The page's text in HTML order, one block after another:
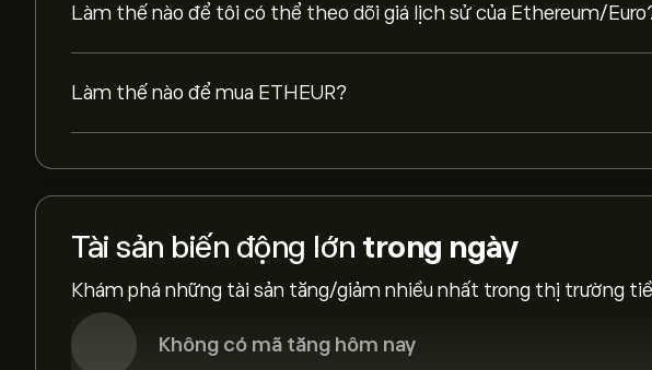
Làm thế nào để tôi có thể theo dõi giá lịch sử của Ethereum/
Làm thế nào để mua ETHEUR?
Tài sản biến động lớn trong ngày
Khám phá những tài sản tăng/giảm nhiều nhất trong thị trường
Không có mã tăng hôm nay